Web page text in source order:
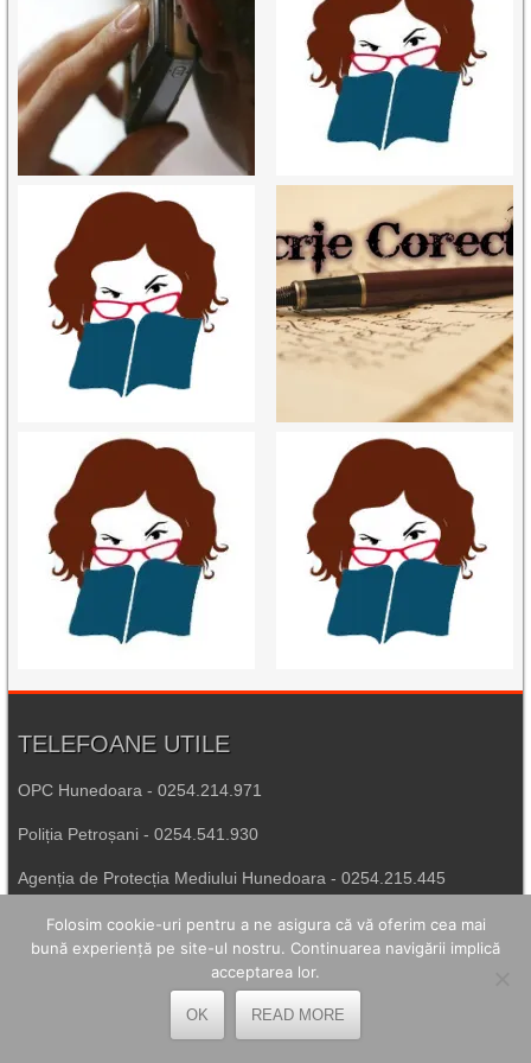
TELEFOANE UTILE
OPC Hunedoara - 0254.214.971
Poliția Petroșani - 0254.541.930
Agenția de Protecția Mediului Hunedoara - 0254.215.445
Spitalul de Urgență Petroșani - 0254.544.321
Număr Unic de Urgență - 112
LEGĂTURI UTILE
Folosim cookie-uri pentru a ne asigura că vă oferim cea mai
bună experiență pe site-ul nostru. Continuarea navigării implică
acceptarea lor.
OK READ MORE